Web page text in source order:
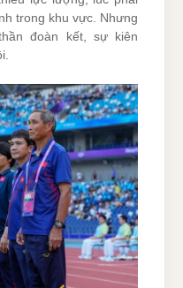
trong khu vực. Nhưng
đoàn kết, sự kiên